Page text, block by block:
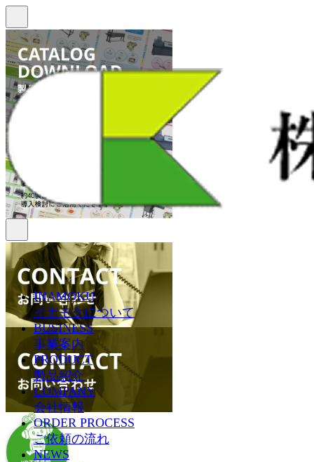
INAMOKU
イナモクについて
BUSINESS
事業案内
PRODUCT
製品紹介
COMPANY
会社情報
ORDER PROCESS
ご依頼の流れ
NEWS